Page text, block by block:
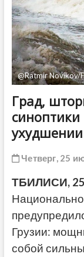
@Ratmir Novikov/
Град,
Четверг, 25
ТБИЛИСИ,
Грузии:
собой